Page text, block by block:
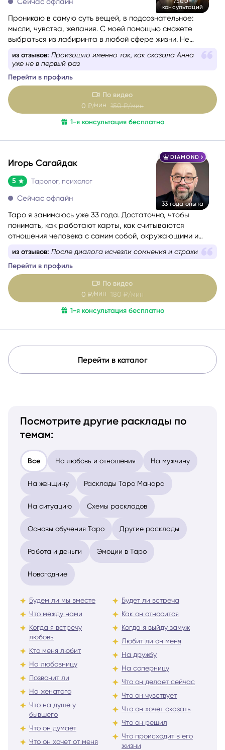
консультаций
Проникаю в самую суть вещей, в подсознательное:
мысли, чувства, желания. С моей помощью сможете
выбраться из лабиринта в любой сфере жизни. Не
формулировкой. На консультации со мной вы найдёте
из отзывов: Произошло именно так, как сказала Анна
уже не в первый раз
Перейти в профиль
По видео
0 ₽/мин150 ₽/мин
1-я консультация бесплатно
DIAMOND
33 года опыта
Игорь Сагайдак
5 Таролог, психолог
Сейчас офлайн
Таро я занимаюсь уже 33 года. Достаточно, чтобы
понимать, как работают карты, как считываются
отношения человека с самим собой, окружающими и
собеседника — бережно и с вниманием. Как
дипломированный психолог и мастер-практик НЛП
необходимости использую техники гармонизации
эмоционального состояния.Работаю с метафорическими
ассоциативными картами, позволяющими глубже
раскрыть беспокоящую ситуацию, найти ресурсы в себе
из отзывов: После диалога исчезли сомнения и страхи
Перейти в профиль
По видео
0 ₽/мин180 ₽/мин
1-я консультация бесплатно
Перейти в каталог
Посмотрите другие расклады по
темам:
Все На любовь и отношения На мужчину
На женщину Расклады Таро Манара
На ситуацию Схемы раскладов
Основы обучения Таро Другие расклады
Работа и деньги Эмоции в Таро
Новогодние
Будем ли мы вместе
Что между нами
Когда я встречу
любовь
Кто меня любит
На любовницу
Позвонит ли
На женатого
Что на душе у
бывшего
Что он думает
Что он хочет от меня
Будет ли встреча
Как он относится
Когда я выйду замуж
Любит ли он меня
На дружбу
На соперницу
Что он делает сейчас
Что он чувствует
Что он хочет сказать
Что он решил
Что происходит в его
жизни